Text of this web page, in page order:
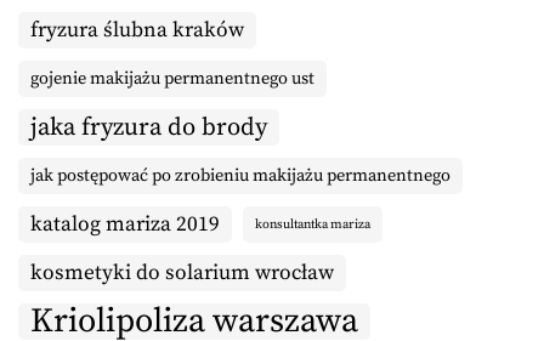
fryzura ślubna kraków
gojenie makijażu permanentnego ust
jaka fryzura do brody
jak postępować po zrobieniu makijażu permanentnego
katalog mariza 2019 konsultantka mariza
kosmetyki do solarium wrocław
Kriolipoliza warszawa